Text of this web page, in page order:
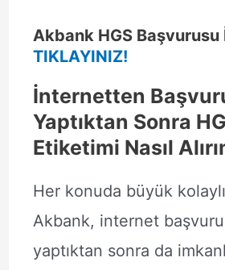
Akbank HGS Başvurusu
TIKLAYINIZ!
İnternetten
Yaptıktan Sonra
Etiketimi Nasıl
Her konuda büyük
Akbank, internet
yaptıktan sonra da